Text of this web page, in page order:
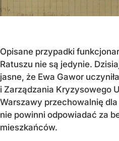
Opisane przypadki
Ratuszu nie są jedynie.
jasne, że Ewa Gawor
i Zarządzania Kryzysowego
Warszawy przechowalnię
nie powinni odpowiadać za
mieszkańców.